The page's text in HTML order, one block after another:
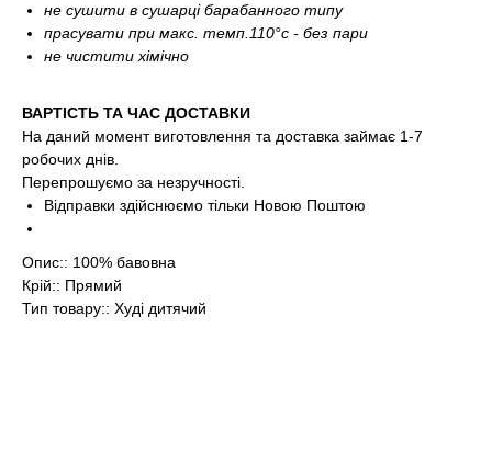
не сушити в сушарці барабанного типу
прасувати при макс. темп.110°c - без пари
не чистити хімічно
ВАРТІСТЬ ТА ЧАС ДОСТАВКИ
На даний момент виготовлення та доставка займає 1-7
робочих днів.
Перепрошуємо за незручності.
Відправки здійснюємо тільки Новою Поштою
Опис:: 100% бавовна
Крій:: Прямий
Тип товару:: Худі дитячий